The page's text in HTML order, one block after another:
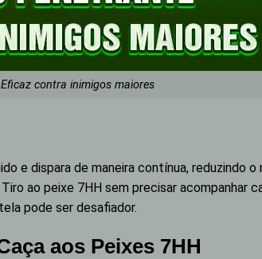
contra inimigos maiores
e dispara de maneira contínua, reduzindo o
ao peixe 7HH sem precisar acompanhar
pode ser desafiador.
aos Peixes 7HH